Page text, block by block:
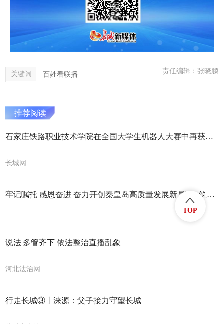
关键词 百姓看联播 责任编辑：张晓鹏
推荐阅读
石家庄铁路职业技术学院在全国大学生机器人大赛中再获佳绩
长城网
牢记嘱托 感恩奋进 奋力开创秦皇岛高质量发展新局面 | 筑得暖巢引凤来
说法|多管齐下 依法整治直播乱象
河北法治网
行走长城③丨涞源：父子接力守望长城
TOP